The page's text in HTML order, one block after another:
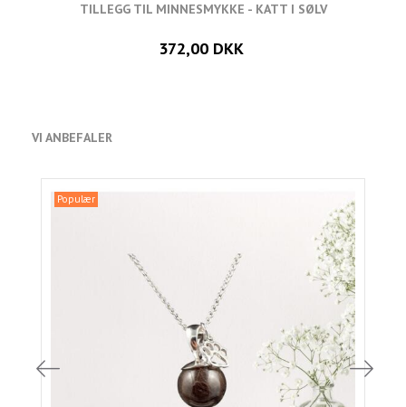
TILLEGG TIL MINNESMYKKE - KATT I SØLV
372,00 DKK
VI ANBEFALER
Populær